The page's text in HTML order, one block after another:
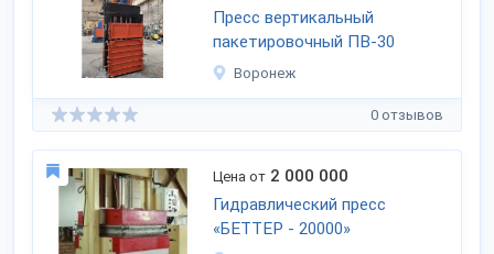
Пресс вертикальный
пакетировочный ПВ-30
Воронеж
0 отзывов
Цена от 2 000 000
Гидравлический пресс
«БЕТТЕР - 20000»